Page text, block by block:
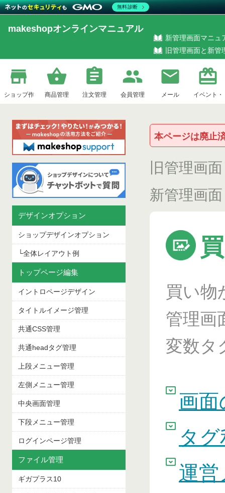
makeshopオンラインマニュアル
新管理画面マニュ
旧管理画面と新
ショップ作 商品管理 注文管理 会員管理 メール イベント・
企画
デザインオプション
ショップデザインオプション
└全体レイアウト例
トップページ編集
イントロページデザイン
タイトルイメージ管理
共通CSS管理
共通headタグ管理
上段メニュー管理
左側メニュー管理
中央画面管理
下段メニュー管理
ログインページ管理
ファイル管理
ギガプラス10
本ページは廃止
旧管理画
新管理画
買い物
管理画
変数タ
画面
タ
運営
無料診断